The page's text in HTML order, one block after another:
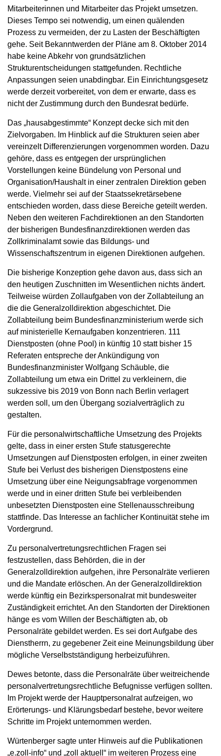
Mitarbeiterinnen und Mitarbeiter das Projekt umsetzen.
Dieses Tempo sei notwendig, um einen quälenden
Prozess zu vermeiden, der zu Lasten der Beschäftigten
gehe. Seit Bekanntwerden der Pläne am 8. Oktober 2014
habe keine Abkehr von grundsätzlichen
Strukturentscheidungen stattgefunden. Rechtliche
Anpassungen seien unabdingbar. Ein Einrichtungsgesetz
werde derzeit vorbereitet, von dem er erwarte, dass es
nicht der Zustimmung durch den Bundesrat bedürfe.
Das „hausabgestimmte“ Konzept decke sich mit den
Zielvorgaben. Im Hinblick auf die Strukturen seien aber
vereinzelt Differenzierungen vorgenommen worden. Dazu
gehöre, dass es entgegen der ursprünglichen
Vorstellungen keine Bündelung von Personal und
Organisation/Haushalt in einer zentralen Direktion geben
werde. Vielmehr sei auf der Staatssekretärsebene
entschieden worden, dass diese Bereiche geteilt werden.
Neben den weiteren Fachdirektionen an den Standorten
der bisherigen Bundesfinanzdirektionen werden das
Zollkriminalamt sowie das Bildungs- und
Wissenschaftszentrum in eigenen Direktionen aufgehen.
Die bisherige Konzeption gehe davon aus, dass sich an
den heutigen Zuschnitten im Wesentlichen nichts ändert.
Teilweise würden Zollaufgaben von der Zollabteilung an
die die Generalzolldirektion abgeschichtet. Die
Zollabteilung beim Bundesfinanzministerium werde sich
auf ministerielle Kernaufgaben konzentrieren. 111
Dienstposten (ohne Pool) in künftig 10 statt bisher 15
Referaten entspreche der Ankündigung von
Bundesfinanzminister Wolfgang Schäuble, die
Zollabteilung um etwa ein Drittel zu verkleinern, die
sukzessive bis 2019 von Bonn nach Berlin verlagert
werden soll, um den Übergang sozialverträglich zu
gestalten.
Für die personalwirtschaftliche Umsetzung des Projekts
gelte, dass in einer ersten Stufe statusgerechte
Umsetzungen auf Dienstposten erfolgen, in einer zweiten
Stufe bei Verlust des bisherigen Dienstpostens eine
Umsetzung über eine Neigungsabfrage vorgenommen
werde und in einer dritten Stufe bei verbleibenden
unbesetzten Dienstposten eine Stellenausschreibung
stattfinde. Das Interesse an fachlicher Kontinuität stehe im
Vordergrund.
Zu personalvertretungsrechtlichen Fragen sei
festzustellen, dass Behörden, die in der
Generalzolldirektion aufgehen, ihre Personalräte verlieren
und die Mandate erlöschen. An der Generalzolldirektion
werde künftig ein Bezirkspersonalrat mit bundesweiter
Zuständigkeit errichtet. An den Standorten der Direktionen
hänge es vom Willen der Beschäftigten ab, ob
Personalräte gebildet werden. Es sei dort Aufgabe des
Dienstherrn, zu gegebener Zeit eine Meinungsbildung über
mögliche Verselbstständigung herbeizuführen.
Dewes betonte, dass die Personalräte über weitreichende
personalvertretungsrechtliche Befugnisse verfügen sollten.
Im Projekt werde der Hauptpersonalrat aufzeigen, wo
Erörterungs- und Klärungsbedarf bestehe, bevor weitere
Schritte im Projekt unternommen werden.
Würtenberger sagte unter Hinweis auf die Publikationen
„e.zoll-info“ und „zoll aktuell“ im weiteren Prozess eine